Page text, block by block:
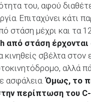
του, αφού
Επιταχύνει κάτι
στάση μέχρι και τα
h από στάση έρχονται
κινηθείς σβέλτα στον
αλλά
ασφάλεια.Όμως, το
περίπτωση του C-